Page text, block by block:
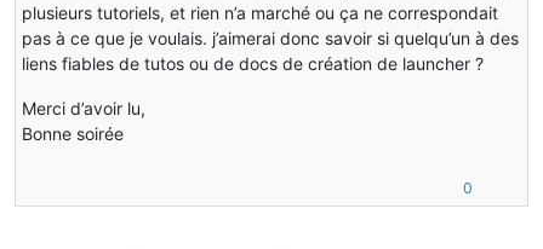
plusieurs tutoriels, et rien n’a marché ou ça ne correspondait
pas à ce que je voulais. j’aimerai donc savoir si quelqu’un à des
liens fiables de tutos ou de docs de création de launcher ?
Merci d’avoir lu,
Bonne soirée
0